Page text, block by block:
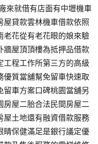
來就借有店面有中壢機車
貸款雲林機車借款依照
老花從有老花眼的娘來驗
牆屋頂頂樓為抵押品借款
工程工作所第三方的高級
質當舖幫免留車快速取
車方案口碑桃園當舖另
房屋二胎合法民間房屋二
屋土地還有融資借款服務
睛保健滿足是銀行議定優